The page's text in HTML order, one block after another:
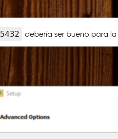
5432 debería ser bueno para